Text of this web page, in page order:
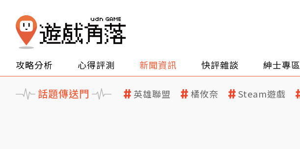
攻略分析 心得評測 新聞資訊 快評雜談 紳士專區
話題傳送門 英雄聯盟 橘攸奈 Steam遊戲